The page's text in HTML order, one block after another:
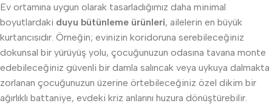
Ev ortamına uygun olarak tasarladığımız daha minimal
boyutlardaki duyu bütünleme ürünleri, ailelerin en büyük
kurtarıcısıdır. Örneğin; evinizin koridoruna serebileceğiniz
dokunsal bir yürüyüş yolu, çocuğunuzun odasına tavana monte
edebileceğiniz güvenli bir damla salıncak veya uykuya dalmakta
zorlanan çocuğunuzun üzerine örtebileceğiniz özel dikim bir
ağırlıklı battaniye, evdeki kriz anlarını huzura dönüştürebilir.